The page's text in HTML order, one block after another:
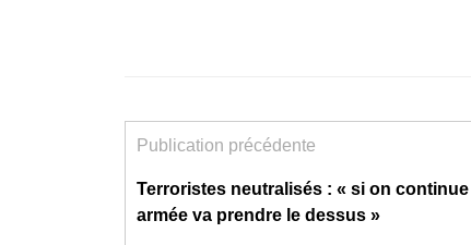
Publication précédente
Terroristes neutralisés : « si on
armée va prendre le dessus »